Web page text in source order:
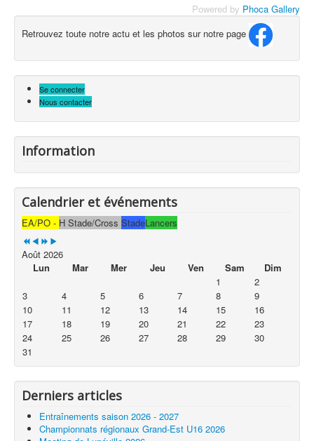
Powered by Phoca Gallery
Retrouvez toute notre actu et les photos sur notre page
Se connecter
Nous contacter
Information
Calendrier et événements
EA/PO - H Stade/Cross StadeLancers
Août 2026
Lun
Mar Mer Jeu Ven Sam
Dim
1
2
3
4 5 6 7 8
9
10
11 12 13 14 15
16
17
18 19 20 21 22
23
24
25 26 27 28 29
30
31
Derniers articles
Entraînements saison 2026 - 2027
Championnats régionaux Grand-Est U16 2026